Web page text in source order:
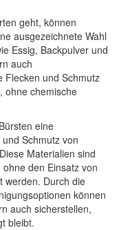
geht, können
ausgezeichnete Wahl
Essig, Backpulver und
auch
Flecken und Schmutz
ohne chemische
eine
Schmutz von
Materialien sind
den Einsatz von
werden. Durch die
können
auch sicherstellen,
bleibt.